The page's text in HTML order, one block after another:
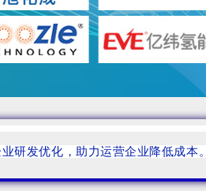
研发优化，助力运营企业降低成本。